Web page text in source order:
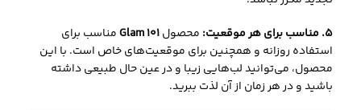
5. مناسب برای هر موقعیت:
محصولGlam 101مناسب برای
استفاده روزانه و همچنین برای موقعیت‌های خاص است. با این
محصول، می‌توانید لب‌هایی زیبا و در عین حال طبیعی داشته
باشید و در هر زمان از آن لذت ببرید.